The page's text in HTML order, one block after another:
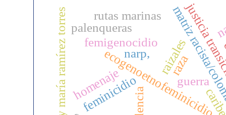
ecogenoetnofeminicidio
femigenocidio
feminicidio guerra
homenaje
danny maría ramírez torres matrizjusticia
narp,
palenqueras
raizales
rutas marinas
raza